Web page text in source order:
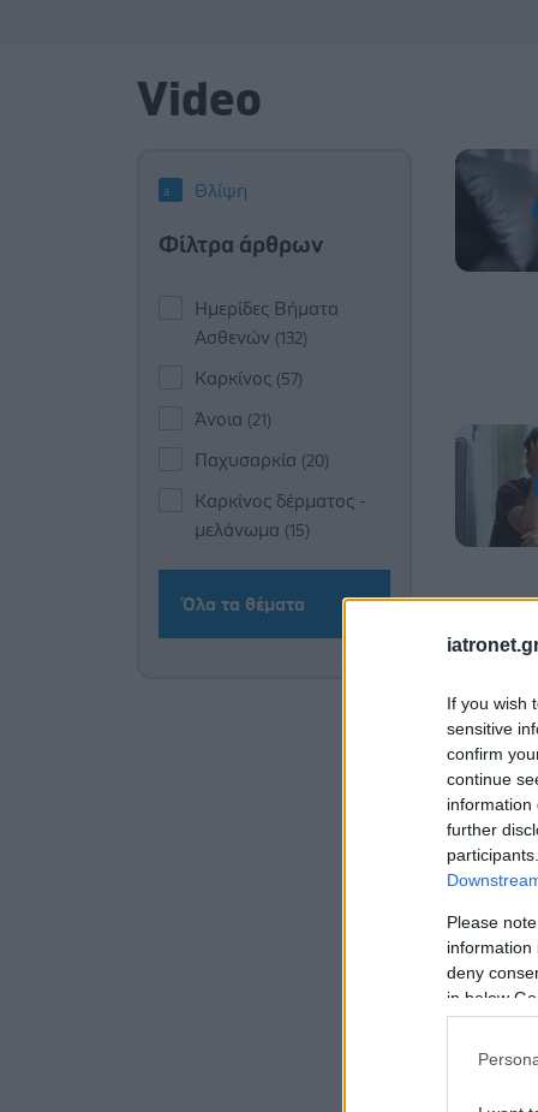
If you wish
sensitive
confirm
continue
information
further
Please
information
deny
in below
Video
Θλίψη
Φίλτρα άρθρων
Ημερίδες Βήματα
Ασθενών (132)
Καρκίνος (57)
Άνοια (21)
Παχυσαρκία (20)
Καρκίνος δέρματος -
μελάνωμα (15)
Όλα τα θέματα